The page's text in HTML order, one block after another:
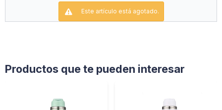
Altura 30 cm
Este artículo está agotado.
Productos que te pueden interesar